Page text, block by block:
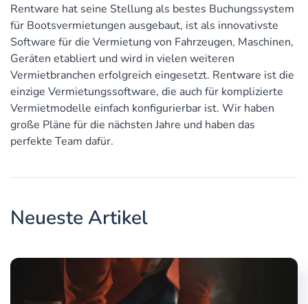
Rentware hat seine Stellung als bestes Buchungssystem
für Bootsvermietungen ausgebaut, ist als innovativste
Software für die Vermietung von Fahrzeugen, Maschinen,
Geräten etabliert und wird in vielen weiteren
Vermietbranchen erfolgreich eingesetzt. Rentware ist die
einzige Vermietungssoftware, die auch für komplizierte
Vermietmodelle einfach konfigurierbar ist. Wir haben
große Pläne für die nächsten Jahre und haben das
perfekte Team dafür.
Neueste Artikel